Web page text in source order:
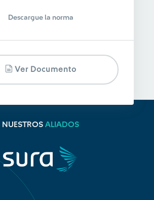
Descargue la norma
Ver Documento
NUESTROS ALIADOS